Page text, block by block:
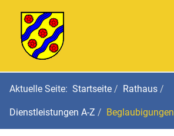
Aktuelle Seite: Startseite Rathaus
Dienstleistungen A-Z Beglaubigungen